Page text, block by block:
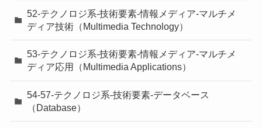
52-テクノロジ系-技術要素-情報メディア-マルチメ
ディア技術（Multimedia Technology）
53-テクノロジ系-技術要素-情報メディア-マルチメ
ディア応用（Multimedia Applications）
54-57-テクノロジ系-技術要素-データベース
（Database）